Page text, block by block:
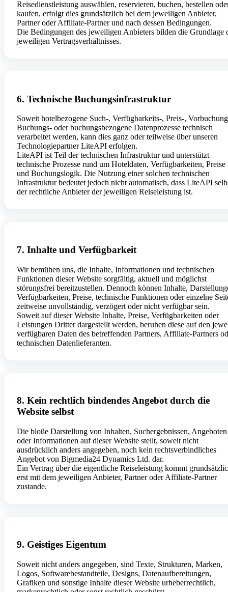
Reisedienstleistung auswählen, reservieren, buchen, bestellen
kaufen, erfolgt dies grundsätzlich bei dem jeweiligen Anbieter,
Partner oder Affiliate-Partner und nach dessen Bedingungen.
Die Bedingungen des jeweiligen Anbieters bilden die Grundlage
jeweiligen Vertragsverhältnisses.
6. Technische Buchungsinfrastruktur
Soweit hotelbezogene Such-, Verfügbarkeits-, Preis-,
Buchungs- oder buchungsbezogene Datenprozesse technisch
verarbeitet werden, kann dies ganz oder teilweise über unseren
Technologiepartner LiteAPI erfolgen.
LiteAPI ist Teil der technischen Infrastruktur und unterstützt
technische Prozesse rund um Hoteldaten, Verfügbarkeiten, Preise
und Buchungslogik. Die Nutzung einer solchen technischen
Infrastruktur bedeutet jedoch nicht automatisch, dass LiteAPI
der rechtliche Anbieter der jeweiligen Reiseleistung ist.
7. Inhalte und Verfügbarkeit
Wir bemühen uns, die Inhalte, Informationen und technischen
Funktionen dieser Website sorgfältig, aktuell und möglichst
störungsfrei bereitzustellen. Dennoch können Inhalte,
Verfügbarkeiten, Preise, technische Funktionen oder einzelne
zeitweise unvollständig, verzögert oder nicht verfügbar sein.
Soweit auf dieser Website Inhalte, Preise, Verfügbarkeiten oder
Leistungen Dritter dargestellt werden, beruhen diese auf den
verfügbaren Daten des betreffenden Partners, Affiliate-Partners
technischen Datenlieferanten.
8. Kein rechtlich bindendes Angebot durch die
Website selbst
Die bloße Darstellung von Inhalten, Suchergebnissen, Angeboten
oder Informationen auf dieser Website stellt, soweit nicht
ausdrücklich anders angegeben, noch kein rechtsverbindliches
Angebot von Bigmedia24 Dynamics Ltd. dar.
Ein Vertrag über die eigentliche Reiseleistung kommt
erst mit dem jeweiligen Anbieter, Partner oder Affiliate-Partner
zustande.
9. Geistiges Eigentum
Soweit nicht anders angegeben, sind Texte, Strukturen, Marken,
Logos, Softwarebestandteile, Designs, Datenaufbereitungen,
Grafiken und sonstige Inhalte dieser Website urheberrechtlich,